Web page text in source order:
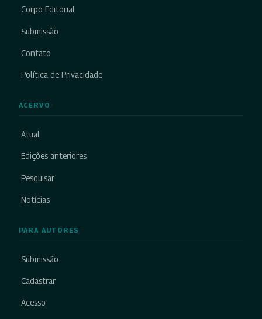
Corpo Editorial
Submissão
Contato
Política de Privacidade
ACERVO
Atual
Edições anteriores
Pesquisar
Notícias
PARA AUTORES
Submissão
Cadastrar
Acesso